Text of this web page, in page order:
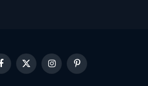
Facebook
X
InstagramPinterest